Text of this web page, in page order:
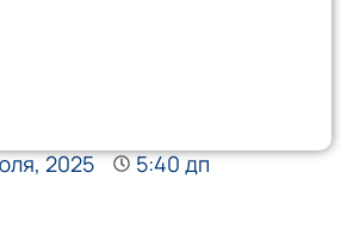
2025 5:40 дп